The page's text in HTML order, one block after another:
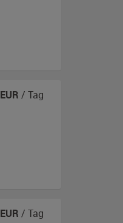
EUR / Tag
EUR / Tag